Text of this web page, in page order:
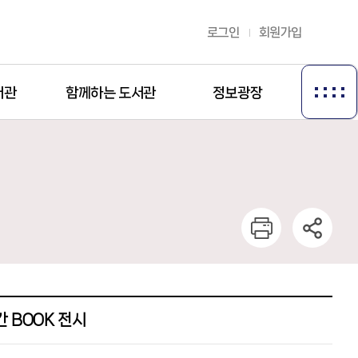
로그인 회원가입
관 함께하는 도서관 정보광장
BOOK 전시